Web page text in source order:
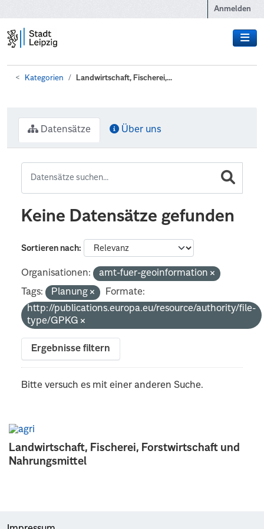
Anmelden
Kategorien Landwirtschaft, Fischerei,...
Landwirtschaft, Fischerei, Forstwirtschaft und
Nahrungsmittel
Datensätze Über uns
Keine Datensätze gefunden
Sortieren nach
Organisationen:
amt-fuer-geoinformation
Tags:
Planung
Formate:
http://publications.europa.eu/resource/authority/file-
type/GPKG
Ergebnisse filtern
Bitte versuch es mit einer anderen Suche.